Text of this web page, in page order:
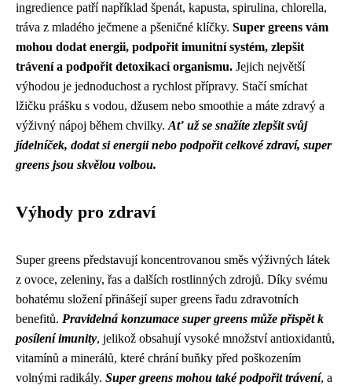
ingredience patří například špenát, kapusta, spirulina, chlorella,
tráva z mladého ječmene a pšeničné klíčky. Super greens vám
mohou dodat energii, podpořit imunitní systém, zlepšit
trávení a podpořit detoxikaci organismu. Jejich největší
výhodou je jednoduchost a rychlost přípravy. Stačí smíchat
lžičku prášku s vodou, džusem nebo smoothie a máte zdravý a
výživný nápoj během chvilky. Ať už se snažíte zlepšit svůj
jídelníček, dodat si energii nebo podpořit celkové zdraví, super
greens jsou skvělou volbou.
Výhody pro zdraví
Super greens představují koncentrovanou směs výživných látek
z ovoce, zeleniny, řas a dalších rostlinných zdrojů. Díky svému
bohatému složení přinášejí super greens řadu zdravotních
benefitů. Pravidelná konzumace super greens může přispět k
posílení imunity, jelikož obsahují vysoké množství antioxidantů,
vitamínů a minerálů, které chrání buňky před poškozením
volnými radikály. Super greens mohou také podpořit trávení, a